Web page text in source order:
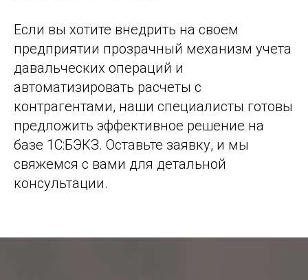
Если вы хотите внедрить на своем
предприятии прозрачный механизм учета
давальческих операций и
автоматизировать расчеты с
контрагентами, наши специалисты готовы
предложить эффективное решение на
базе 1С:БЭКЗ. Оставьте заявку, и мы
свяжемся с вами для детальной
консультации.